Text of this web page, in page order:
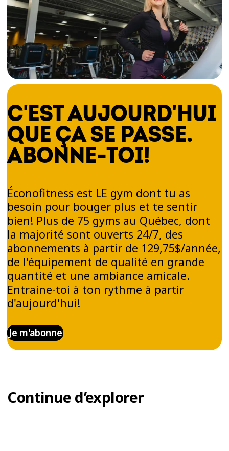
C'EST AUJOURD'HUI
QUE ÇA SE PASSE.
ABONNE-TOI!
Éconofitness est LE gym dont tu as
besoin pour bouger plus et te sentir
bien! Plus de 75 gyms au Québec, dont
la majorité sont ouverts 24/7, des
abonnements à partir de 129,75$/année,
de l'équipement de qualité en grande
quantité et une ambiance amicale.
Entraine-toi à ton rythme à partir
d'aujourd'hui!
Je m'abonne
Continue d’explorer